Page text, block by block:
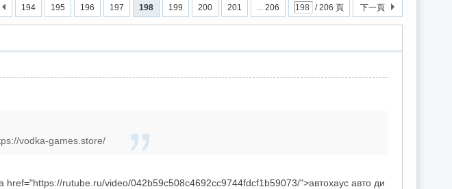
194 195 196 197 198 199 200 201 ... 206 / 206 頁 下一頁
vodka-games.store/
rutube.ru/video/042b59c508c4692cc9744fdcf1b59073/">автохаус авто ди